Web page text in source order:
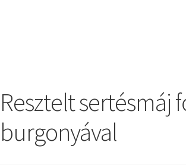
Resztelt sertésmáj
burgonyával